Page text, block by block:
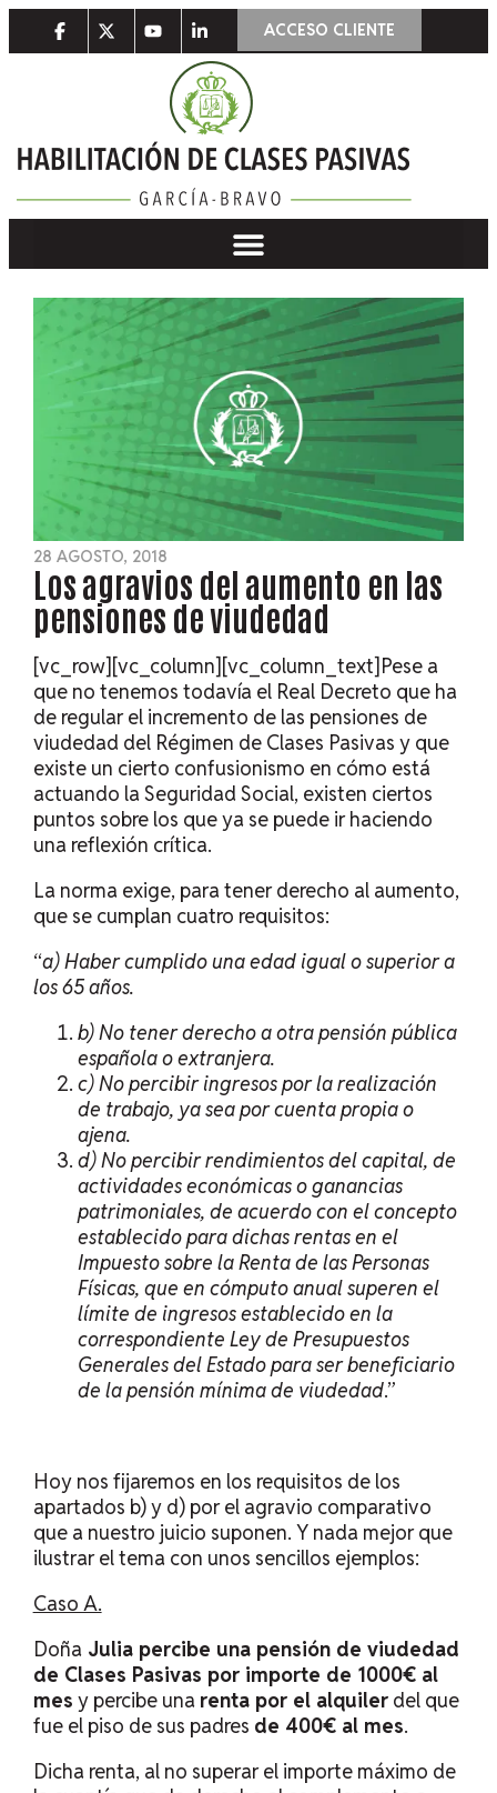
ACCESO CLIENTE
28 AGOSTO, 2018
Los agravios del aumento en las
pensiones de viudedad
[vc_row][vc_column][vc_column_text]Pese a
que no tenemos todavía el Real Decreto que ha
de regular el incremento de las pensiones de
viudedad del Régimen de Clases Pasivas y que
existe un cierto confusionismo en cómo está
actuando la Seguridad Social, existen ciertos
puntos sobre los que ya se puede ir haciendo
una reflexión crítica.
La norma exige, para tener derecho al aumento,
que se cumplan cuatro requisitos:
“a) Haber cumplido una edad igual o superior a
los 65 años.
b) No tener derecho a otra pensión pública
española o extranjera.
c) No percibir ingresos por la realización
de trabajo, ya sea por cuenta propia o
ajena.
d) No percibir rendimientos del capital, de
actividades económicas o ganancias
patrimoniales, de acuerdo con el concepto
establecido para dichas rentas en el
Impuesto sobre la Renta de las Personas
Físicas, que en cómputo anual superen el
límite de ingresos establecido en la
correspondiente Ley de Presupuestos
Generales del Estado para ser beneficiario
de la pensión mínima de viudedad.”
Hoy nos fijaremos en los requisitos de los
apartados b) y d) por el agravio comparativo
que a nuestro juicio suponen. Y nada mejor que
ilustrar el tema con unos sencillos ejemplos:
Caso A.
DoñaJulia percibe una pensión de viudedad
de Clases Pasivas por importe de 1000€ al
mes y percibe una renta por el alquilerdel que
fue el piso de sus padres de 400€ al mes.
Dicha renta, al no superar el importe máximo de